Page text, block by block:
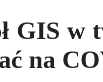
GIS
na